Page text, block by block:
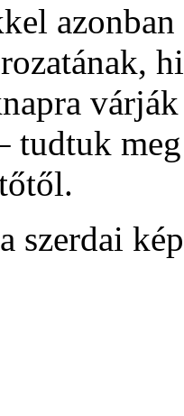
tudtuk
szerdai